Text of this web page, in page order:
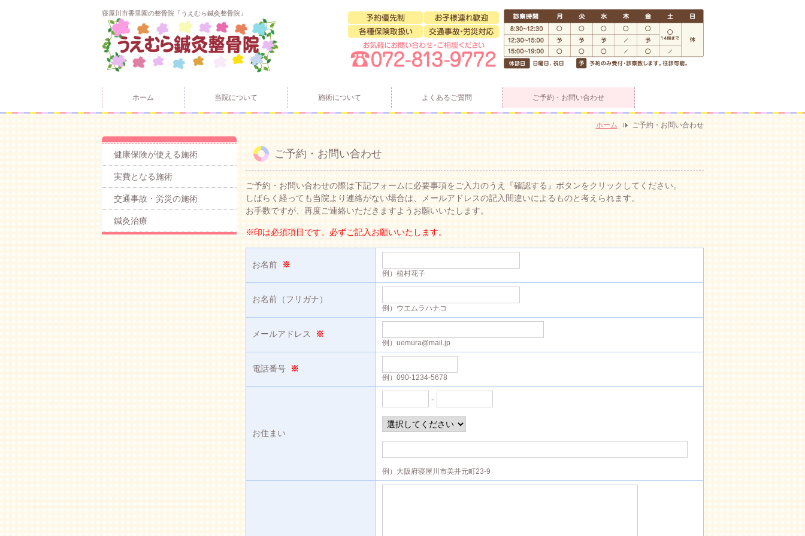
寝屋川市香里園の整骨院『うえむら鍼灸整骨院』
ホーム 当院について 施術について よくあるご質問 ご予約・お問い合わせ
ホーム ご予約・お問い合わせ
ご予約・お問い合わせ
ご予約・お問い合わせの際は下記フォームに必要事項をご入力のうえ『確認する』ボタンをクリックしてください。
しばらく経っても当院より連絡がない場合は、メールアドレスの記入間違いによるものと考えられます。
お手数ですが、再度ご連絡いただきますようお願いいたします。
※印は必須項目です。必ずご記入お願いいたします。
お名前 ※
例）植村花子
お名前（フリガナ）
例）ウエムラハナコ
メールアドレス ※
例）uemura@mail.jp
電話番号 ※
例）090-1234-5678
お住まい
-
例）大阪府寝屋川市美井元町23-9
健康保険が使える施術
実費となる施術
交通事故・労災の施術
鍼灸治療